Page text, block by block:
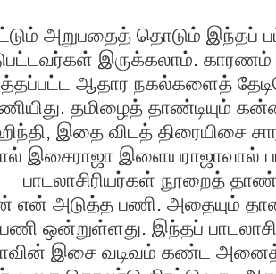
அறுபதைத் தொடும் இந்தப்
இருக்கலாம்.
ஆதார நகல்களைத்
தமிழைத் தாண்டியும்
இதை விடத் திரையிசை
இசைராஜா இளையராஜாவால்
பாடலாசிரியர்கள் நூறைத்
என் அடுத்த பணி. அதையும்
பணி ஒன்றுள்ளது. இந்தப்
இசை வடிவம் கண்ட